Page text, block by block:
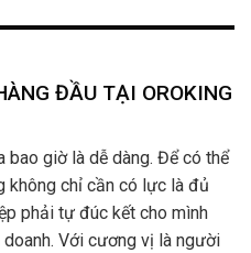
ĐẦU TẠI OROKING
bao giờ là dễ dàng. Để có thể
chỉ cần có lực là đủ
phải tự đúc kết cho mình
Với cương vị là người